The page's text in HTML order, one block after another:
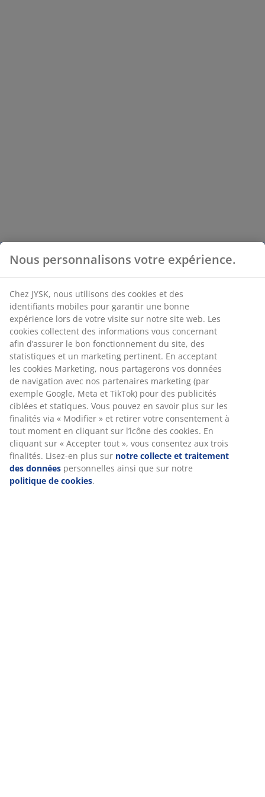
Nous personnalisons votre expérience.
Chez JYSK, nous utilisons des cookies et des
identifiants mobiles pour garantir une bonne
expérience lors de votre visite sur notre site web. Les
cookies collectent des informations vous concernant
afin d’assurer le bon fonctionnement du site, des
statistiques et un marketing pertinent. En acceptant
les cookies Marketing, nous partagerons vos données
de navigation avec nos partenaires marketing (par
exemple Google, Meta et TikTok) pour des publicités
ciblées et statiques. Vous pouvez en savoir plus sur les
finalités via « Modifier » et retirer votre consentement à
tout moment en cliquant sur l’icône des cookies. En
cliquant sur « Accepter tout », vous consentez aux trois
finalités. Lisez-en plus sur notre collecte et traitement
des données personnelles ainsi que sur notre
politique de cookies.